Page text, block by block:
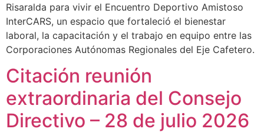
Risaralda para vivir el Encuentro Deportivo Amistoso
InterCARS, un espacio que fortaleció el bienestar
laboral, la capacitación y el trabajo en equipo entre las
Corporaciones Autónomas Regionales del Eje Cafetero.
Citación reunión
extraordinaria del Consejo
Directivo – 28 de julio 2026